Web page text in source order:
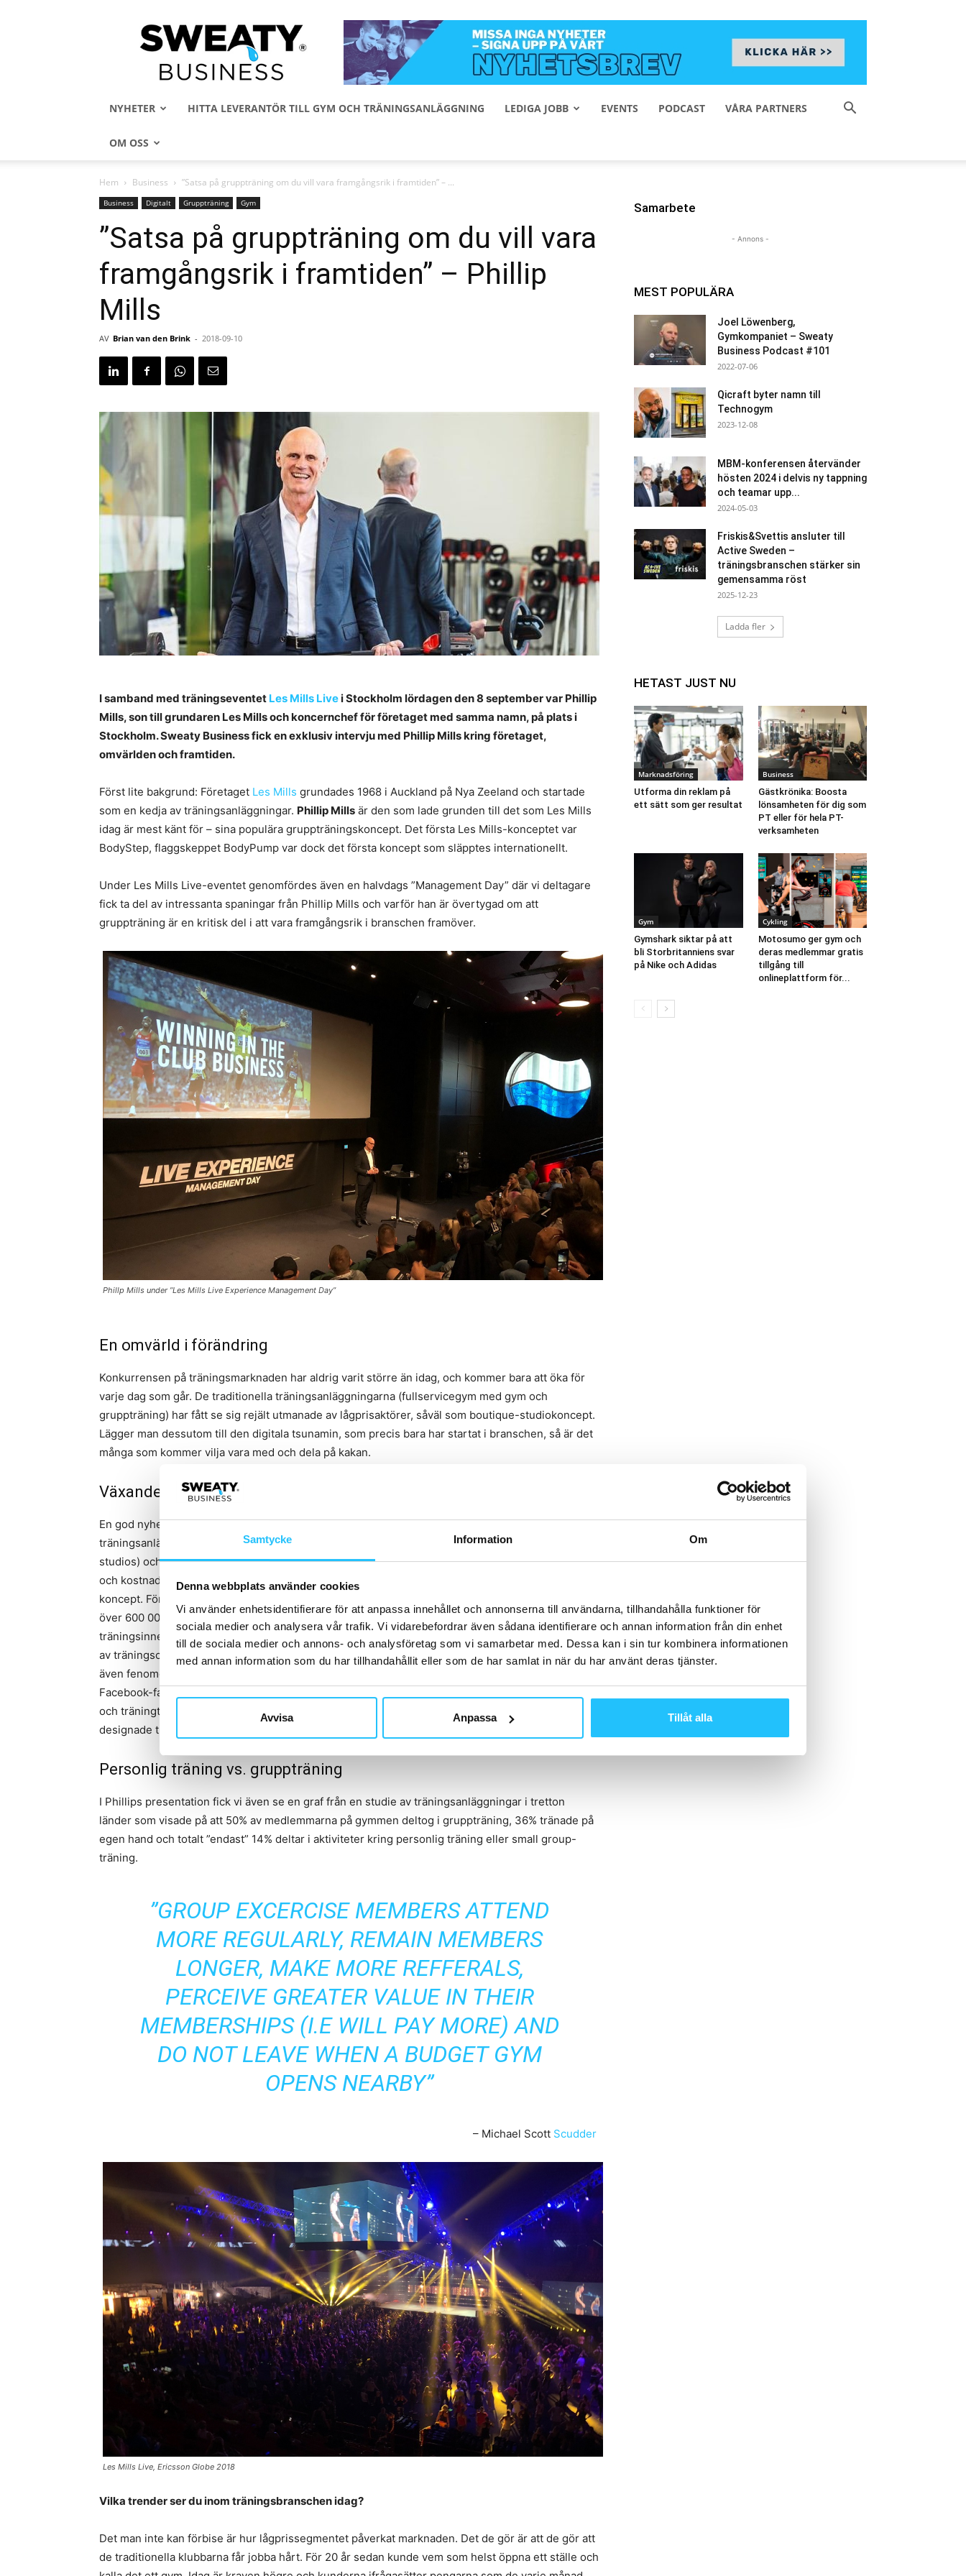
Samtycke Information Om
Denna webbplats använder cookies
Vi använder enhetsidentifierare för att anpassa innehållet och annonserna till användarna, tillhandahålla funktioner för
sociala medier och analysera vår trafik. Vi vidarebefordrar även sådana identifierare och annan information från din enhet
till de sociala medier och annons- och analysföretag som vi samarbetar med. Dessa kan i sin tur kombinera informationen
med annan information som du har tillhandahållit eller som de har samlat in när du har använt deras tjänster.
Avvisa Anpassa Tillåt alla
Sweaty
Business
NYHETER HITTA LEVERANTÖR TILL GYM OCH TRÄNINGSANLÄGGNING LEDIGA JOBB EVENTS PODCAST VÅRA PARTNERS
OM OSS
Hem Business ”Satsa på gruppträning om du vill vara framgångsrik i framtiden” – ...
Business Digitalt Gruppträning Gym
”Satsa på gruppträning om du vill vara
framgångsrik i framtiden” – Phillip
Mills
AV Brian van den Brink - 2018-09-10
I samband med träningseventet Les Mills Livei Stockholm lördagen den 8 september var Phillip
Mills, son till grundaren Les Mills och koncernchef för företaget med samma namn, på plats i
Stockholm. Sweaty Business fick en exklusiv intervju med Phillip Mills kring företaget,
omvärlden och framtiden.
Först lite bakgrund: Företaget Les Mills grundades 1968 i Auckland på Nya Zeeland och startade
som en kedja av träningsanläggningar. Phillip Mills är den som lade grunden till det som Les Mills
idag är mest känt för – sina populära gruppträningskoncept. Det första Les Mills-konceptet var
BodyStep, flaggskeppet BodyPump var dock det första koncept som släpptes internationellt.
Under Les Mills Live-eventet genomfördes även en halvdags ”Management Day” där vi deltagare
fick ta del av intressanta spaningar från Phillip Mills och varför han är övertygad om att
gruppträning är en kritisk del i att vara framgångsrik i branschen framöver.
Phillp Mills under ”Les Mills Live Experience Management Day”
En omvärld i förändring
Konkurrensen på träningsmarknaden har aldrig varit större än idag, och kommer bara att öka för
varje dag som går. De traditionella träningsanläggningarna (fullservicegym med gym och
gruppträning) har fått se sig rejält utmanade av lågprisaktörer, såväl som boutique-studiokoncept.
Lägger man dessutom till den digitala tsunamin, som precis bara har startat i branschen, så är det
många som kommer vilja vara med och dela på kakan.
Växande marknad
En god nyhet är att marknaden för träning växer kraftigt, mindre bra för traditionella
träningsanläggningar är däremot att tillväxten sker hos icke-traditionella aktörer (ffa boutique-
studios) och digitala koncept. I branschen finns ett antal ”digital disruptors” som med innovativa
och kostnadseffektiva koncept erbjuder något helt nytt till marknaden.
koncept. Företaget erbjuder en boutique-upplevelse – fast hemma hos människor! Idag har de
över 600 000 medlemmar som via digitala medlemskap prenumererar på företagets digitala
träningsinnehåll, i tillägg har de ett par hundra tusen kunder som även köpt deras hårdvara, i form
av träningscyklar, skor, massagerullar, vikter med mera, att genom föra träningen med/på. Du har
även fenomenet
Facebook-fans har miljoner människor som prenumererar på innehållet i hennes digitala hälso-
och träningtjänster för ca 40 kr/månad. I tillägg till detta har hon en webbshop med snyggt
designade träningsrelaterade produkter.
Personlig träning vs. gruppträning
I Phillips presentation fick vi även se en graf från en studie av träningsanläggningar i tretton
länder som visade på att 50% av medlemmarna på gymmen deltog i gruppträning, 36% tränade på
egen hand och totalt ”endast” 14% deltar i aktiviteter kring personlig träning eller small group-
träning.
”GROUP EXCERCISE MEMBERS ATTEND
MORE REGULARLY, REMAIN MEMBERS
LONGER, MAKE MORE REFFERALS,
PERCEIVE GREATER VALUE IN THEIR
MEMBERSHIPS (I.E WILL PAY MORE) AND
DO NOT LEAVE WHEN A BUDGET GYM
OPENS NEARBY”
– Michael Scott Scudder
Les Mills Live, Ericsson Globe 2018
Vilka trender ser du inom träningsbranschen idag?
Det man inte kan förbise är hur lågprissegmentet påverkat marknaden. Det de gör är att de gör att
de traditionella klubbarna får jobba hårt. För 20 år sedan kunde vem som helst öppna ett ställe och
Samarbete
- Annons -
MEST POPULÄRA
Joel Löwenberg,
Gymkompaniet – Sweaty
Business Podcast #101
2022-07-06
Qicraft byter namn till
Technogym
2023-12-08
MBM-konferensen återvänder
hösten 2024 i delvis ny tappning
och teamar upp...
2024-05-03
Friskis&Svettis ansluter till
Active Sweden –
träningsbranschen stärker sin
gemensamma röst
2025-12-23
Ladda fler
HETAST JUST NU
Marknadsföring
Utforma din reklam på
ett sätt som ger resultat
Business
Gästkrönika: Boosta
lönsamheten för dig som
PT eller för hela PT-
verksamheten
Gym
Gymshark siktar på att
bli Storbritanniens svar
på Nike och Adidas
Cykling
Motosumo ger gym och
deras medlemmar gratis
tillgång till
onlineplattform för...